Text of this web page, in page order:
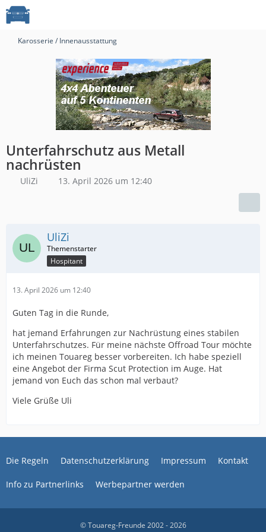
Karosserie / Innenausstattung
Unterfahrschutz aus Metall
nachrüsten
UliZi 13. April 2026 um 12:40
UliZi
Hospitant
13. April 2026 um 12:40
Guten Tag in die Runde,
hat jemand Erfahrungen zur Nachrüstung eines stabilen
Unterfahrschutzes. Für meine nächste Offroad Tour möchte
ich meinen Touareg besser vorbereiten. Ich habe speziell
eine Angebot der Firma Scut Protection im Auge. Hat
jemand von Euch das schon mal verbaut?
Viele Grüße Uli
Die Regeln Datenschutzerklärung Impressum Kontakt
Info zu Partnerlinks Werbepartner werden
© Touareg-Freunde 2002 - 2026